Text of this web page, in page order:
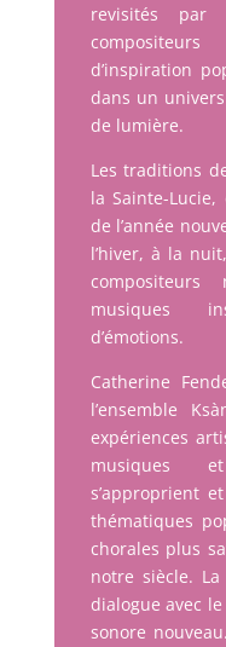
revisités
d’inspiration
dans un
de lumière.
Les traditions
la Sainte-Lucie,
de l’année
l’hiver, à la
musiques
d’émotions.
Catherine
l’ensemble
expériences
musiques
s’approprient
thématiques
chorales plus
notre siècle.
dialogue avec
sonore